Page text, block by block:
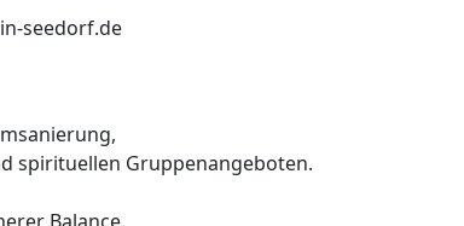
seedorf.de
spirituellen Gruppenangeboten.